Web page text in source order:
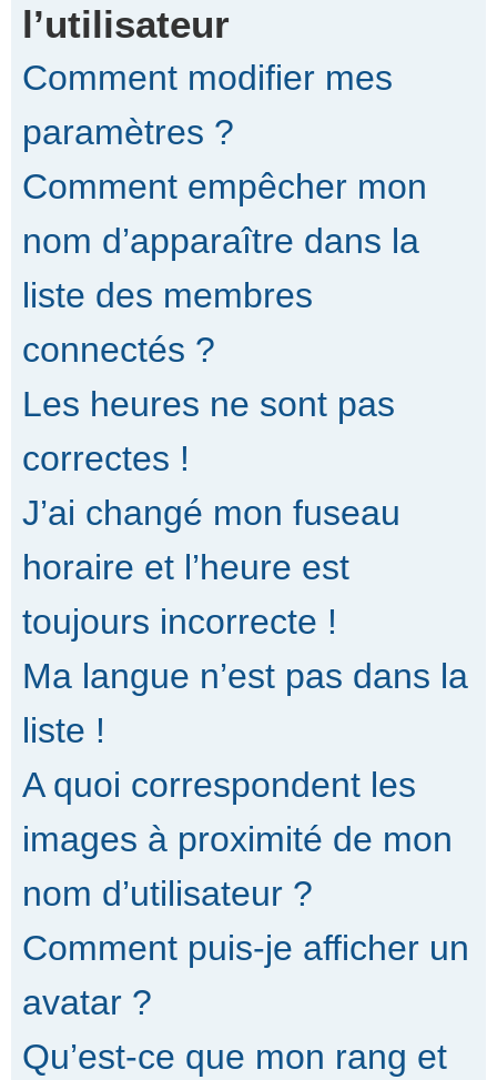
l’utilisateur
Comment modifier mes
paramètres ?
Comment empêcher mon
nom d’apparaître dans la
liste des membres
connectés ?
Les heures ne sont pas
correctes !
J’ai changé mon fuseau
horaire et l’heure est
toujours incorrecte !
Ma langue n’est pas dans la
liste !
A quoi correspondent les
images à proximité de mon
nom d’utilisateur ?
Comment puis-je afficher un
avatar ?
Qu’est-ce que mon rang et